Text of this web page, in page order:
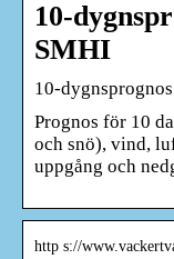
10-
SMHI
10-
Prognos för 10
och snö), vind,
uppgång och
http s://